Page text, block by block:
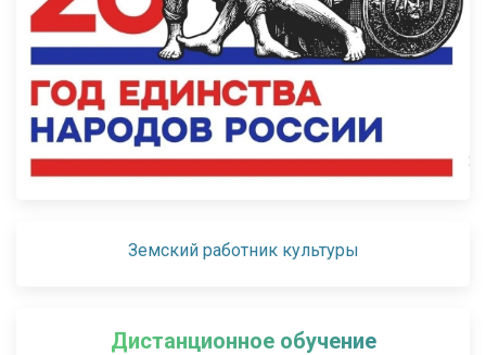
Земский работник культуры
Дистанционное обучение